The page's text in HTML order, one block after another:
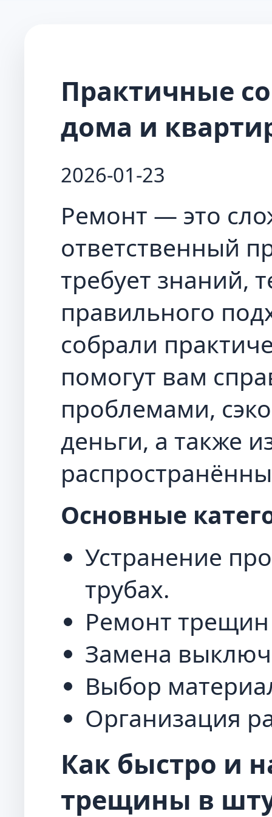
Практичные
дома и
2026-01-23
Ремонт — это
ответственный
требует знаний,
правильного
собрали
помогут вам
проблемами,
деньги, а также
Основные
Устранение
трубах.
Ремонт трещин
Замена
Выбор
Организация
Как быстро и
трещины в